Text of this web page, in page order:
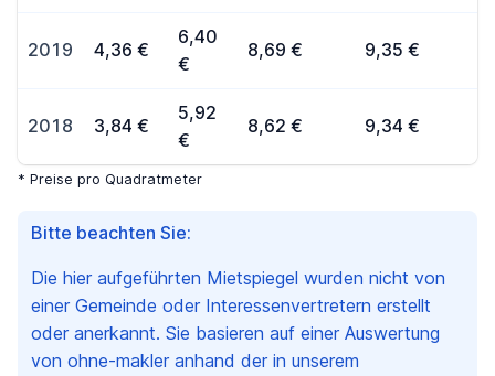
Bitte beachten Sie:
Die hier aufgeführten Mietspiegel wurden nicht von
einer Gemeinde oder Interessenvertretern erstellt
oder anerkannt. Sie basieren auf einer Auswertung
von ohne-makler anhand der in unserem
2019 4,36 €
6,40
€
8,69 € 9,35 €
2018 3,84 €
5,92
€
8,62 € 9,34 €
* Preise pro Quadratmeter